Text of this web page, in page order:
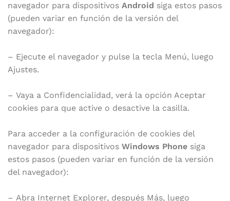
navegador para dispositivos Android siga estos pasos
(pueden variar en función de la versión del
navegador):
– Ejecute el navegador y pulse la tecla Menú, luego
Ajustes.
– Vaya a Confidencialidad, verá la opción Aceptar
cookies para que active o desactive la casilla.
Para acceder a la configuración de cookies del
navegador para dispositivos Windows Phone siga
estos pasos (pueden variar en función de la versión
del navegador):
– Abra Internet Explorer, después Más, luego